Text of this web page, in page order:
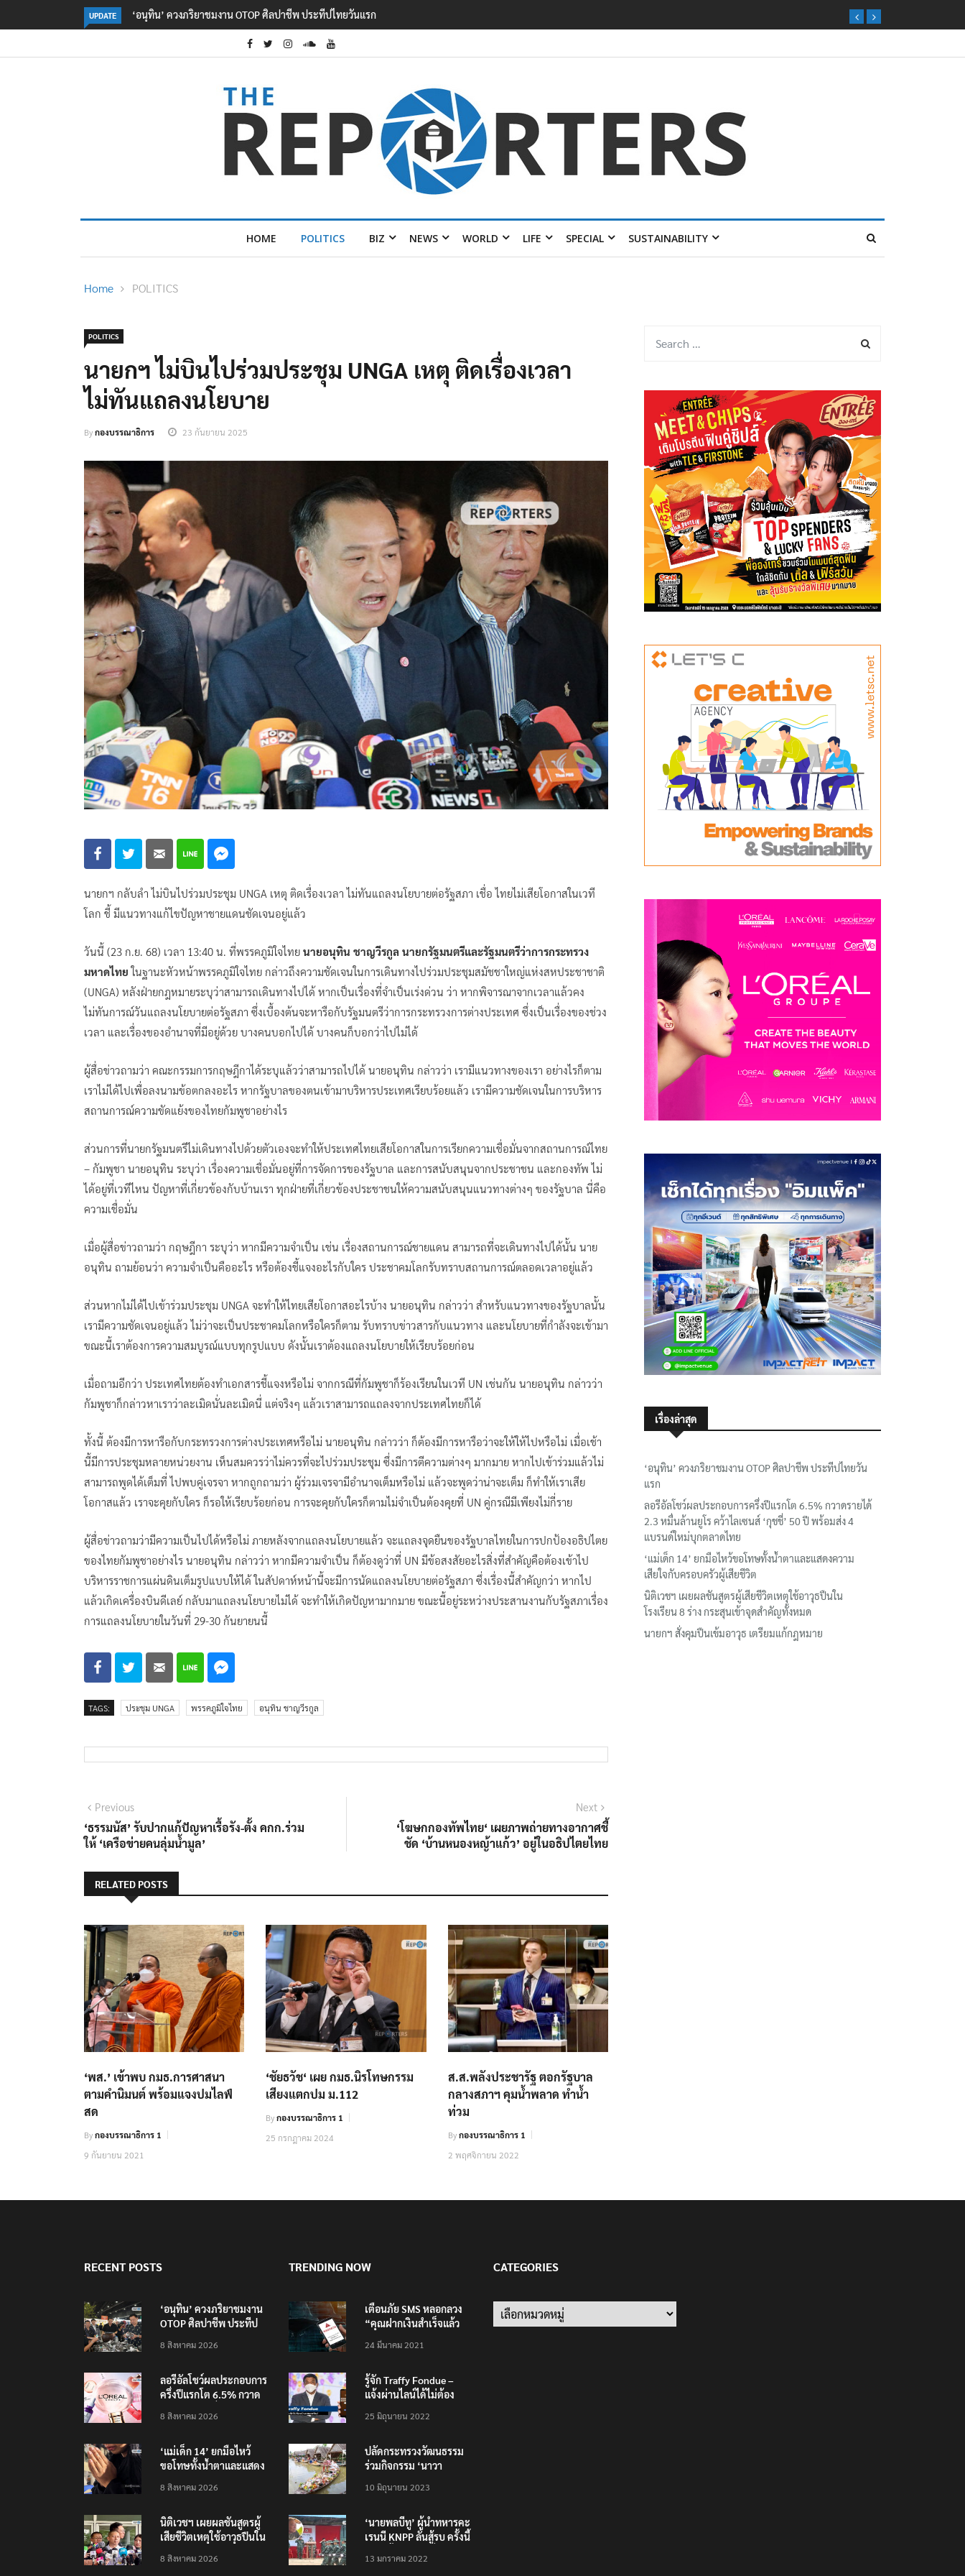
UPDATE ลอรีอัลโชว์ผลประกอบการครึ่งปีแรกโต 6.5% กวาดรายได้ 2.3 หมื่นล้านยูโร คว้าไลเซนส์ ‘กุชชี่’ 50 ปี พร้อมส่ง 4 แบรนด์ใหม่บุกตลาดไทย
HOME POLITICS BIZ NEWS WORLD LIFE SPECIAL SUSTAINABILITY
Home POLITICS
POLITICS
นายกฯ ไม่บินไปร่วมประชุม UNGA เหตุ ติดเรื่องเวลา
ไม่ทันแถลงนโยบาย
Byกองบรรณาธิการ 23 กันยายน 2025
นายกฯ กลับลำ ไม่บินไปร่วมประชุม UNGA เหตุ ติดเรื่องเวลา ไม่ทันแถลงนโยบายต่อรัฐสภา เชื่อ ไทยไม่เสียโอกาสในเวที
โลก ชี้ มีแนวทางแก้ไขปัญหาชายแดนชัดเจนอยู่แล้ว
วันนี้ (23 ก.ย. 68) เวลา 13:40 น. ที่พรรคภูมิใจไทย นายอนุทิน ชาญวีรกูล นายกรัฐมนตรีและรัฐมนตรีว่าการกระทรวง
มหาดไทย ในฐานะหัวหน้าพรรคภูมิใจไทย กล่าวถึงความชัดเจนในการเดินทางไปร่วมประชุมสมัชชาใหญ่แห่งสหประชาชาติ
(UNGA) หลังฝ่ายกฎหมายระบุว่าสามารถเดินทางไปได้ หากเป็นเรื่องที่จำเป็นเร่งด่วน ว่า หากพิจารณาจากเวลาแล้วคง
ไม่ทันการณ์วันแถลงนโยบายต่อรัฐสภา ซึ่งเบื้องต้นจะหารือกับรัฐมนตรีว่าการกระทรวงการต่างประเทศ ซึ่งเป็นเรื่องของช่วง
เวลา และเรื่องของอำนาจที่มีอยู่ด้วย บางคนบอกไปได้ บางคนก็บอกว่าไปไม่ได้
ผู้สื่อข่าวถามว่า คณะกรรมการกฤษฎีกาได้ระบุแล้วว่าสามารถไปได้ นายอนุทิน กล่าวว่า เรามีแนวทางของเรา อย่างไรก็ตาม
เราไม่ได้ไปเพื่อลงนามข้อตกลงอะไร หากรัฐบาลของตนเข้ามาบริหารประเทศเรียบร้อยแล้ว เรามีความชัดเจนในการบริหาร
สถานการณ์ความขัดแย้งของไทยกัมพูชาอย่างไร
ส่วนการที่นายกรัฐมนตรีไม่เดินทางไปด้วยตัวเองจะทำให้ประเทศไทยเสียโอกาสในการเรียกความเชื่อมั่นจากสถานการณ์ไทย
– กัมพูชา นายอนุทิน ระบุว่า เรื่องความเชื่อมั่นอยู่ที่การจัดการของรัฐบาล และการสนับสนุนจากประชาชน และกองทัพ ไม่
ได้อยู่ที่เวทีไหน ปัญหาที่เกี่ยวข้องกับบ้านเรา ทุกฝ่ายที่เกี่ยวข้องประชาชนให้ความสนับสนุนแนวทางต่างๆ ของรัฐบาล นี่คือ
ความเชื่อมั่น
เมื่อผู้สื่อข่าวถามว่า กฤษฎีกา ระบุว่า หากมีความจำเป็น เช่น เรื่องสถานการณ์ชายแดน สามารถที่จะเดินทางไปได้นั้น นาย
อนุทิน ถามย้อนว่า ความจำเป็นคืออะไร หรือต้องชี้แจงอะไรกับใคร ประชาคมโลกรับทราบสถานการณ์ตลอดเวลาอยู่แล้ว
ส่วนหากไม่ได้ไปเข้าร่วมประชุม UNGA จะทำให้ไทยเสียโอกาสอะไรบ้าง นายอนุทิน กล่าวว่า สำหรับแนวทางของรัฐบาลนั้น
เรามีความชัดเจนอยู่แล้ว ไม่ว่าจะเป็นประชาคมโลกหรือใครก็ตาม รับทราบข่าวสารกับแนวทาง และนโยบายที่กำลังจะเข้ามา
ขณะนี้เราต้องการความสมบูรณ์แบบทุกรูปแบบ ดังนั้นเราต้องแถลงนโยบายให้เรียบร้อยก่อน
เมื่อถามอีกว่า ประเทศไทยต้องทำเอกสารชี้แจงหรือไม่ จากกรณีที่กัมพูชาก็ร้องเรียนในเวที UN เช่นกัน นายอนุทิน กล่าวว่า
กัมพูชาก็กล่าวหาเราว่าละเมิดนั่นละเมิดนี่ แต่จริงๆ แล้วเราสามารถแถลงจากประเทศไทยก็ได้
ทั้งนี้ ต้องมีการหารือกับกระทรวงการต่างประเทศหรือไม่ นายอนุทิน กล่าวว่า ก็ต้องมีการหารือว่าจะให้ให้ไปหรือไม่ เมื่อเช้า
นี้มีการประชุมหลายหน่วยงาน เห็นสมควรว่าไม่ควรที่จะไปร่วมประชุม ซึ่งมีการตีความต่างๆ มากมาย หากไปเข้าร่วมแล้วไม่
สามารถพูดได้เต็มที่ ไปพบคู่เจรจา หากถูกถามว่า ผู้ร่วมเจรจามีอำนาจเต็มหรือไม่ แล้วจะพูดว่าน่าจะเต็ม ก็ทำให้เราเสีย
โอกาสแล้ว เราจะคุยกับใคร ก็รอให้เรียบร้อยก่อน การจะคุยกับใครก็ตามไม่จำเป็นต้องคุยที่ UN คู่กรณีมีเพียงไม่กี่ราย
ผู้สื่อข่าวถามว่ามีความเป็นไปได้หรือไม่ ภายหลังจากแถลงนโยบายแล้ว จะแถลงจุดยืนของรัฐบาลไทยในการปกป้องอธิปไตย
ของไทยกัมพูชาอย่างไร นายอนุทิน กล่าวว่า หากมีความจำเป็น ก็ต้องดูว่าที่ UN มีข้อสงสัยอะไรสิ่งที่สำคัญคือต้องเข้าไป
บริหารราชการแผ่นดินเต็มรูปแบบให้ได้ ในสัปดาห์หน้านี้จะมีการนัดแถลงนโยบายต่อรัฐสภา ซึ่งเรื่องนี้สำคัญกว่า หากไป
แล้วเกิดเครื่องบินดีเลย์ กลับมาแถลงนโยบายไม่ได้ จะทำให้เกิดปัญหามากมาย ขณะนี้อยู่ระหว่างประสานงานกับรัฐสภาเรื่อง
การแถลงนโยบายในวันที่ 29-30 กันยายนนี้
TAGS: ประชุม UNGA พรรคภูมิใจไทย อนุทิน ชาญวีรกูล
แนะแนว
เรื่อง
PreviousPrevious
post:
‘ธรรมนัส’ รับปากแก้ปัญหาเรื้อรัง-ตั้ง คกก.ร่วม
ให้ ‘เครือข่ายคนลุ่มน้ำมูล’
Next
post:
‘โฆษกกองทัพไทย‘ เผยภาพถ่ายทางอากาศชี้
ชัด ‘บ้านหนองหญ้าแก้ว’ อยู่ในอธิปไตยไทย
RELATED POSTS
‘พส.’ เข้าพบ กมธ.การศาสนา
ตามคำนิมนต์ พร้อมแจงปมไลฟ์
สด
Byกองบรรณาธิการ 1
9 กันยายน 2021
‘ชัยธวัช‘ เผย กมธ.นิรโทษกรรม
เสียงแตกปม ม.112
Byกองบรรณาธิการ 1
25 กรกฎาคม 2024
ส.ส.พลังประชารัฐ ตอกรัฐบาล
กลางสภาฯ คุมน้ำพลาด ทำน้ำ
ท่วม
Byกองบรรณาธิการ 1
2 พฤศจิกายน 2022
เรื่องล่าสุด
‘อนุทิน’ ควงภริยาชมงาน OTOP ศิลปาชีพ ประทีปไทยวัน
แรก
ลอรีอัลโชว์ผลประกอบการครึ่งปีแรกโต 6.5% กวาดรายได้
2.3 หมื่นล้านยูโร คว้าไลเซนส์ ‘กุชชี่’ 50 ปี พร้อมส่ง 4
แบรนด์ใหม่บุกตลาดไทย
‘แม่เด็ก 14’ ยกมือไหว้ขอโทษทั้งน้ำตาและแสดงความ
เสียใจกับครอบครัวผู้เสียชีวิต
นิติเวชฯ เผยผลชันสูตรผู้เสียชีวิตเหตุใช้อาวุธปืนใน
โรงเรียน 8 ร่าง กระสุนเข้าจุดสำคัญทั้งหมด
นายกฯ สั่งคุมปืนเข้มอาวุธ เตรียมแก้กฎหมาย
RECENT POSTS
‘อนุทิน’ ควงภริยาชมงาน
OTOP ศิลปาชีพ ประทีป
8 สิงหาคม 2026
ลอรีอัลโชว์ผลประกอบการ
ครึ่งปีแรกโต 6.5% กวาด
คว้าไลเซนส์ ‘กุชชี่’ 50 ปี
ตลาดไทย
8 สิงหาคม 2026
‘แม่เด็ก 14’ ยกมือไหว้
ขอโทษทั้งน้ำตาและแสดง
เสียชีวิต
8 สิงหาคม 2026
นิติเวชฯ เผยผลชันสูตรผู้
เสียชีวิตเหตุใช้อาวุธปืนใน
จุดสำคัญทั้งหมด
8 สิงหาคม 2026
TRENDING NOW
เตือนภัย SMS หลอกลวง
“คุณฝากเงินสำเร็จแล้ว
200,000 บาท”
24 มีนาคม 2021
รู้จัก Traffy Fondue –
แจ้งผ่านไลน์ได้ไม่ต้อง
ทั่วไทย ไม่ใช่แค่ในกรุง
25 มิถุนายน 2022
ปลัดกระทรวงวัฒนธรรม
ร่วมกิจกรรม ‘นาวา
ตักบาตรทางน้ำ
10 มิถุนายน 2023
‘นายพลบีทู’ ผู้นำทหารคะ
เรนนี KNPP ลั่นสู้รบ ครั้งนี้
ประชาชนต้องชนะ
13 มกราคม 2022
CATEGORIES
Categories